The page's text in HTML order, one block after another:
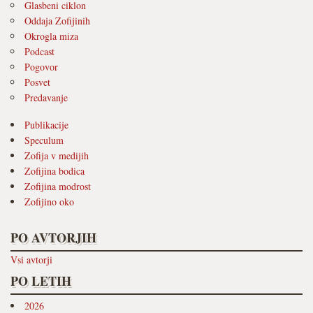
Glasbeni ciklon
Oddaja Zofijinih
Okrogla miza
Podcast
Pogovor
Posvet
Predavanje
Publikacije
Speculum
Zofija v medijih
Zofijina bodica
Zofijina modrost
Zofijino oko
PO AVTORJIH
Vsi avtorji
PO LETIH
2026